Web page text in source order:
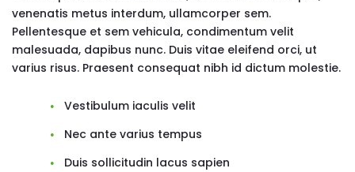
venenatis metus interdum, ullamcorper sem.
Pellentesque et sem vehicula, condimentum velit
malesuada, dapibus nunc. Duis vitae eleifend orci, ut
varius risus. Praesent consequat nibh id dictum molestie.
Vestibulum iaculis velit
Nec ante varius tempus
Duis sollicitudin lacus sapien